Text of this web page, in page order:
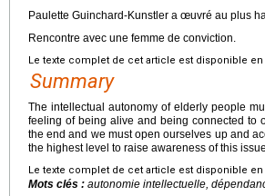
Paulette Guinchard-Kunstler a œuvré au plus
Rencontre avec une femme de conviction.
Le texte complet de cet article est disponible en
Summary
The intellectual autonomy of elderly people
feeling of being alive and being connected to
the end and we must open ourselves up and
the highest level to raise awareness of this
Le texte complet de cet article est disponible en
Mots clés : autonomie intellectuelle,